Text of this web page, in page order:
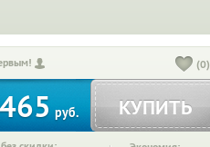
(0)
руб. КУПИТЬ